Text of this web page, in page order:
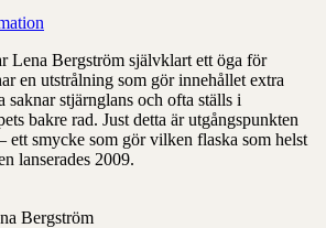
Lena Bergström självklart ett öga för
en utstrålning som gör innehållet extra
saknar stjärnglans och ofta ställs i
bakre rad. Just detta är utgångspunkten
ett smycke som gör vilken flaska som helst
lanserades 2009.
Bergström